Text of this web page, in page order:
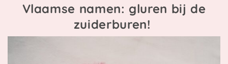
Vlaamse namen: gluren bij de
zuiderburen!